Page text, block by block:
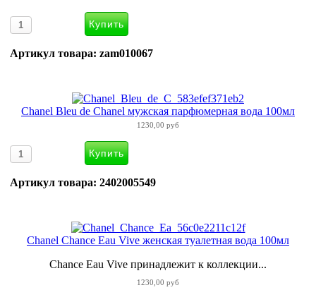
Артикул товара: zam010067
Chanel Bleu de Chanel мужская парфюмерная вода 100мл
1230,00 руб
Артикул товара: 2402005549
Chanel Chance Eau Vive женская туалетная вода 100мл
Chance Eau Vive принадлежит к коллекции...
1230,00 руб